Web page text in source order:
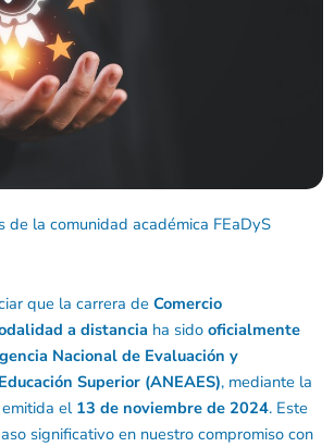
de la comunidad académica FEaDyS
que la carrera de Comercio
a distancia ha sido oficialmente
Nacional de Evaluación y
Superior (ANEAES), mediante la
emitida el13 de noviembre de 2024. Este
significativo en nuestro compromiso con